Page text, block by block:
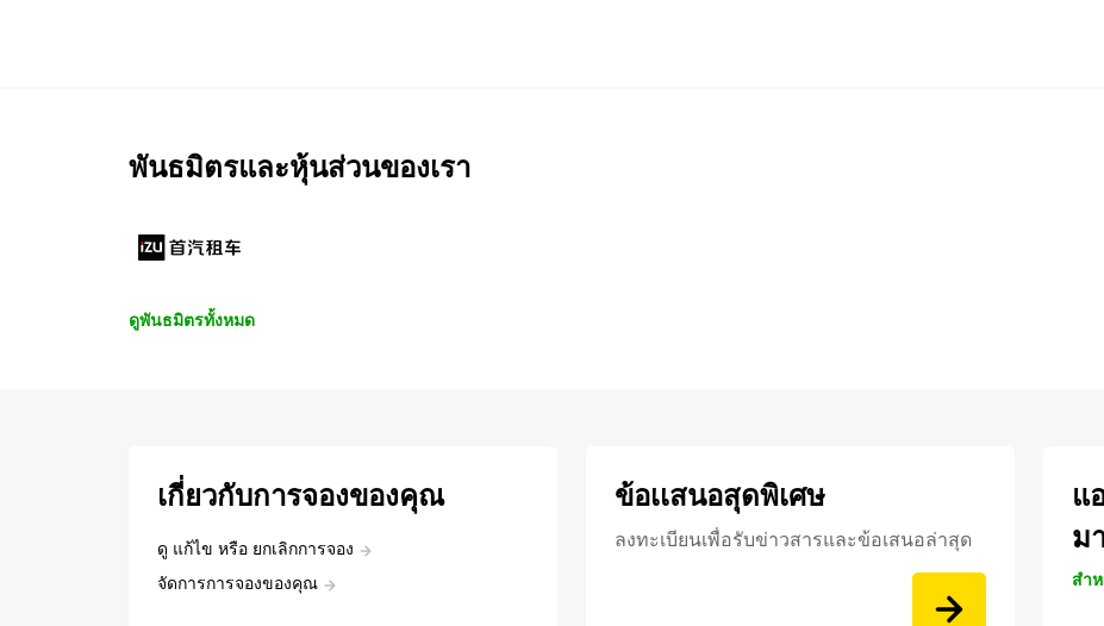
พันธมิตรและหุ้นส่วนของเรา
ดูพันธมิตรทั้งหมด
เกี่ยวกับการจองของคุณ
ดู แก้ไข หรือ ยกเลิกการจอง
จัดการการจองของคุณ
ข้อเเสนอสุดพิเศษ
ลงทะเบียนเพื่อรับข่าวสารและข้อเสนอล่าสุด
แ
ม
สำ